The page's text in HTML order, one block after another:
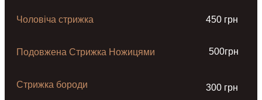
Чоловіча стрижка 450 грн
Подовжена Стрижка Ножицями 500грн
Стрижка бороди 300 грн